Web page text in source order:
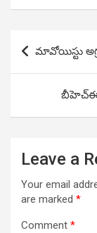
Post
navigation
మావోయిస్టు
Leave a
Your email
are marked *
Comment *